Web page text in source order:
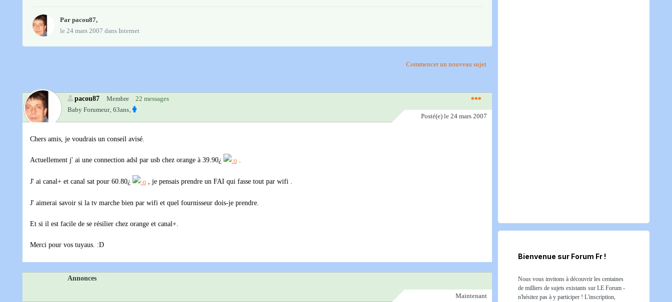
Par pacou87,
le 24 mars 2007 dans Internet
Commencer un nouveau sujet
pacou87 Membre
22 messages
Baby Forumeur‚ 63ans‚
Posté(e) le 24 mars 2007
Chers amis, je voudrais un conseil avisé.
Actuellement j' ai une connection adsl par usb chez orange à 39.90¿ .
J' ai canal+ et canal sat pour 60.80¿ , je pensais prendre un FAI qui fasse tout par wifi .
J' aimerai savoir si la tv marche bien par wifi et quel fournisseur dois-je prendre.
Et si il est facile de se résilier chez orange et canal+.
Merci pour vos tuyaus. :D
Annonces
Maintenant
Bienvenue sur Forum Fr !
Nous vous invitons à découvrir les centaines
de milliers de sujets existants sur LE Forum -
n'hésitez pas à y participer ! L'inscription,